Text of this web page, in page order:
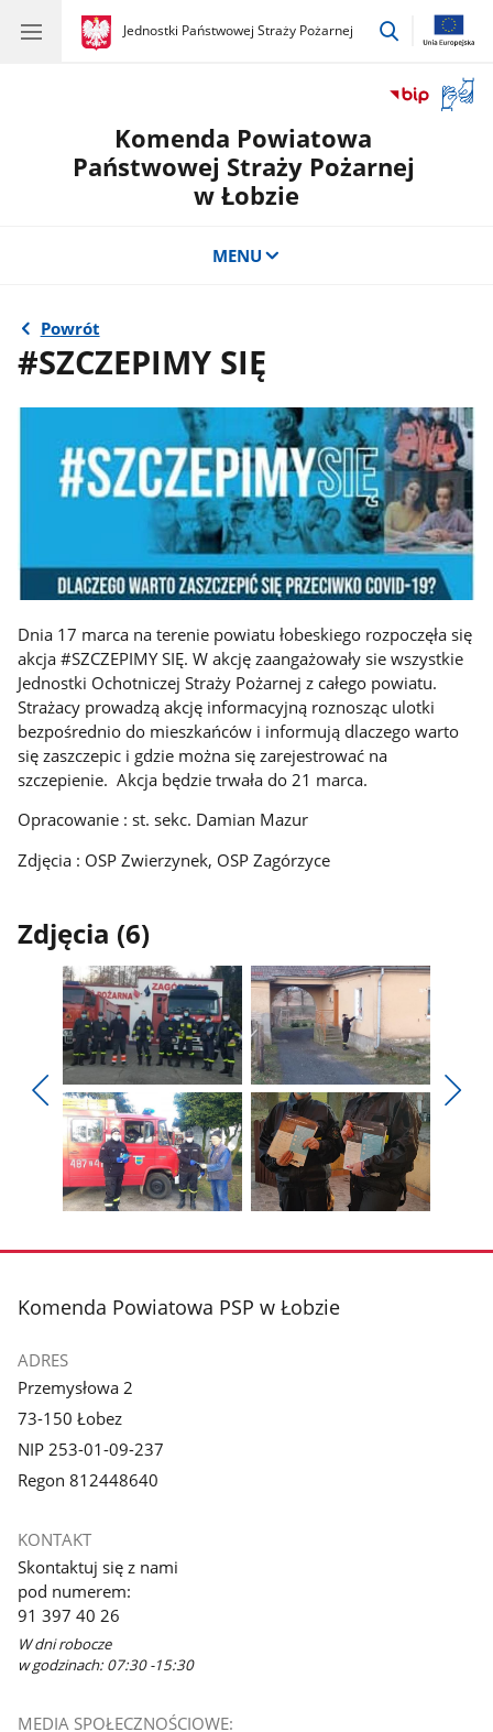
gov.pl
Jednostki Państwowej Straży Pożarnej
gov.pl
Jednostki
przejdź
okno
Komenda Powiatowa
Państwowej Straży Pożarnej
w Łobzie
MENU
Powrót
#SZCZEPIMY SIĘ
Dnia 17 marca na terenie powiatu łobeskiego rozpoczęła się
akcja #SZCZEPIMY SIĘ. W akcję zaangażowały sie wszystkie
Jednostki Ochotniczej Straży Pożarnej z całego powiatu.
Strażacy prowadzą akcję informacyjną roznosząc ulotki
bezpośrednio do mieszkańców i informują dlaczego warto
się zaszczepic i gdzie można się zarejestrować na
szczepienie. Akcja będzie trwała do 21 marca.
Opracowanie : st. sekc. Damian Mazur
Zdjęcia : OSP Zwierzynek, OSP Zagórzyce
Zdjęcia (6)
Pokaż
poprzednie
zdjęcia
Pokaż
zdjęcie
1
z
galerii.
Pokaż
zdjęcie
2
z
galerii.
zdjęcie
galerii.
zdjęcie
galerii.
stopka
Komenda Powiatowa PSP w Łobzie
ADRES
Przemysłowa 2
73-150 Łobez
NIP 253-01-09-237
Regon 812448640
KONTAKT
Skontaktuj się z nami
pod numerem:
91 397 40 26
W dni robocze
w godzinach: 07:30 -15:30
MEDIA SPOŁECZNOŚCIOWE: